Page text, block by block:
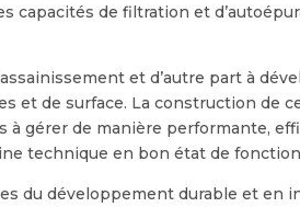
capacités de filtration et
et d’autre part à
et de surface. La construction de
à gérer de manière performante,
technique en bon état de
du développement durable et en